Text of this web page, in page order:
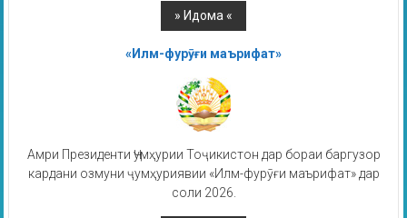
«Илм-фурӯғи маърифат»
Амри Президенти Ҷумҳурии Тоҷикистон дар бораи баргузор
кардани озмуни ҷумҳуриявии «Илм-фурӯғи маърифат» дар
соли 2026.